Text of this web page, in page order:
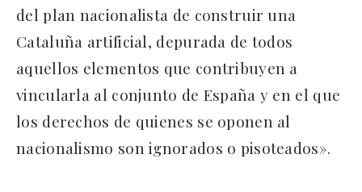
del plan nacionalista de construir una
Cataluña artificial, depurada de todos
aquellos elementos que contribuyen a
vincularla al conjunto de España y en el que
los derechos de quienes se oponen al
nacionalismo son ignorados o pisoteados».